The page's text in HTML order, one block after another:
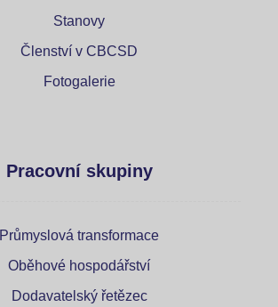
Stanovy
Členství v CBCSD
Fotogalerie
Pracovní skupiny
Průmyslová transformace
Oběhové hospodářství
Dodavatelský řetězec